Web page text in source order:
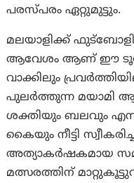
പരസ്പരം ഏറ്റുമുട്ടും.
മലയാളിക്ക്
ആവേശം ആണ് ഈ
വാക്കിലും
പുലർത്തുന്ന മയാമി
ശക്തിയും ബലവും
കൈയും നീട്ടി
അത്യാകർഷകമായ
മത്സരത്തിന്